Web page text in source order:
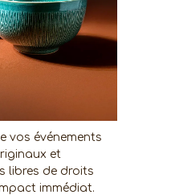
vos événements
et
libres de droits
immédiat.